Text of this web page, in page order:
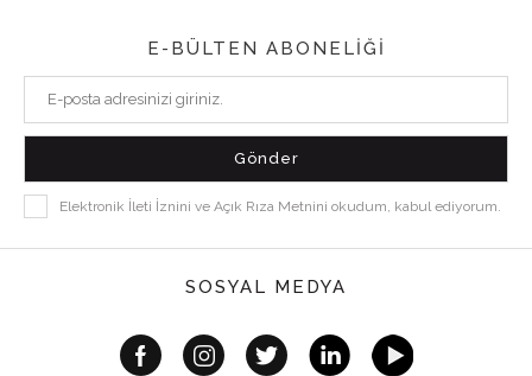
E-BÜLTEN ABONELİĞİ
Elektronik İleti İznini ve Açık Rıza Metnini okudum, kabul ediyorum.
SOSYAL MEDYA